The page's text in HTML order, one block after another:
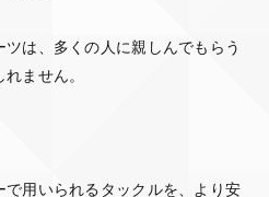
は、多くの人に親しんでもらう
ません。
で用いられるタックルを、より安